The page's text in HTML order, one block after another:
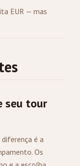
EUR — mas
seu tour
é a
Os